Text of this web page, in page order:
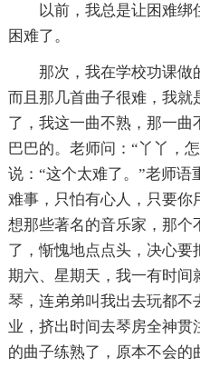
以前，我总是让困难
困难了。
那次，我在学校功课做
而且那几首曲子很难，我就
了，我这一曲不熟，那一
巴巴的。老师问：“丫丫，
说：“这个太难了。”老师语
难事，只怕有心人，只要你
想那些著名的音乐家，那个
了，惭愧地点点头，决心要
期六、星期天，我一有时间
琴，连弟弟叫我出去玩都不
业，挤出时间去琴房全神
的曲子练熟了，原本不会的